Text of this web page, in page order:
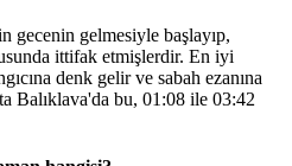
gecenin gelmesiyle başlayıp,
ittifak etmişlerdir. En iyi
denk gelir ve sabah ezanına
Balıklava'da bu, 01:08 ile 03:42